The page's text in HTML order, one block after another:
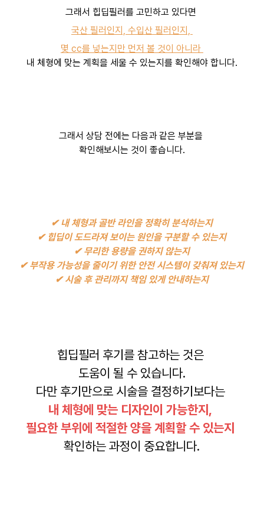
그래서 힙딥필러를 고민하고 있다면
국산 필러인지, 수입산 필러인지,
몇 cc를 넣는지만 먼저 볼 것이 아니라
내 체형에 맞는 계획을 세울 수 있는지를 확인해야 합니다.
그래서 상담 전에는 다음과 같은 부분을
확인해보시는 것이 좋습니다.
✔ 내 체형과 골반 라인을 정확히 분석하는지
✔ 힙딥이 도드라져 보이는 원인을 구분할 수 있는지
✔ 무리한 용량을 권하지 않는지
✔ 부작용 가능성을 줄이기 위한 안전 시스템이 갖춰져 있는지
✔ 시술 후 관리까지 책임 있게 안내하는지
힙딥필러 후기를 참고하는 것은
도움이 될 수 있습니다.
다만 후기만으로 시술을 결정하기보다는
내 체형에 맞는 디자인이 가능한지,
필요한 부위에 적절한 양을 계획할 수 있는지
확인하는 과정이 중요합니다.